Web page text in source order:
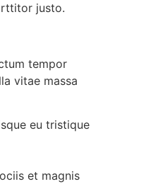
justo.
tempor
vitae massa
eu tristique
et magnis